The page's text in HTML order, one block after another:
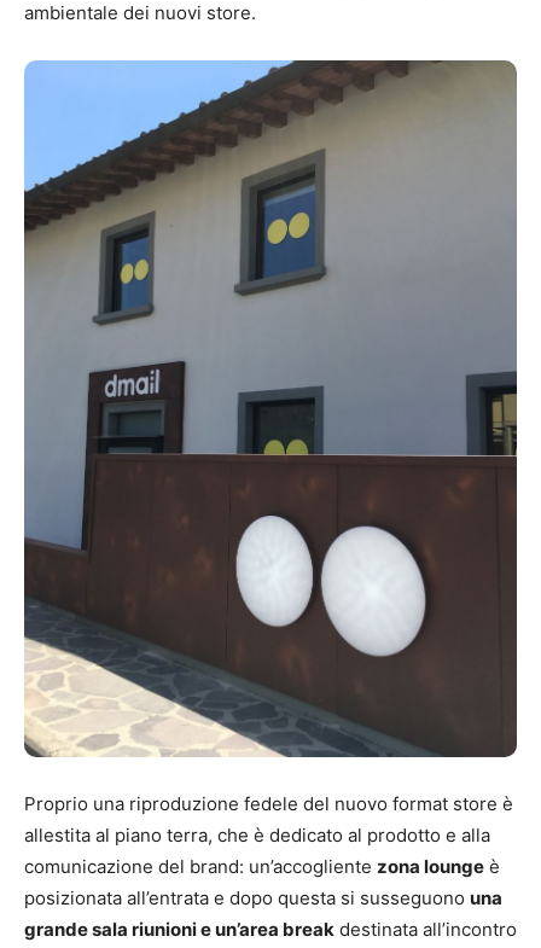
ambientale dei nuovi store.
Proprio una riproduzione fedele del nuovo format store è
allestita al piano terra, che è dedicato al prodotto e alla
comunicazione del brand: un’accogliente zona lounge è
posizionata all’entrata e dopo questa si susseguono una
grande sala riunioni e un’area break destinata all’incontro